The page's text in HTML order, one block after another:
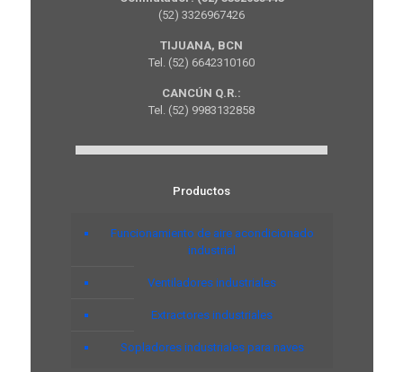
(52) 3326967426
TIJUANA, BCN
Tel. (52) 6642310160
CANCÚN Q.R.:
Tel. (52) 9983132858
Productos
Funcionamiento de aire acondicionado
industrial
Ventiladores industriales
Extractores industriales
Sopladores industriales para naves